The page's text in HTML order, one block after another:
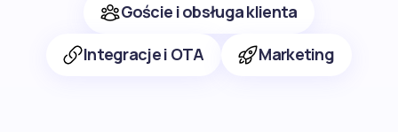
Goście i obsługa klienta
Integracje i OTA
Marketing